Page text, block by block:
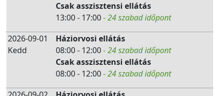
Csak asszisztensi ellátás
13:00 - 17:00- 24 szabad időpont
2026-09-01
Kedd
Háziorvosi ellátás
08:00 - 12:00- 24 szabad időpont
Csak asszisztensi ellátás
08:00 - 12:00- 24 szabad időpont